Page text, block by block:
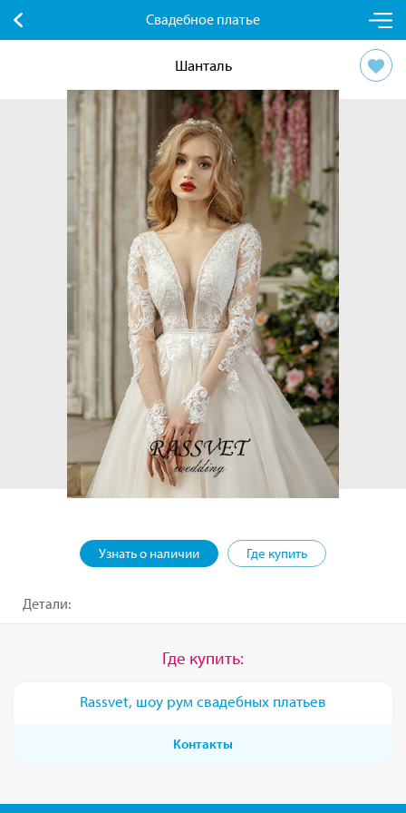
Свадебное платье
Шанталь
Узнать о наличии Где купить
Детали:
Где купить:
Rassvet, шоу рум свадебных платьев
Контакты